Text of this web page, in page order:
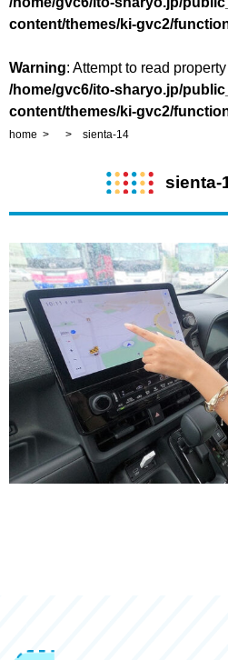
content/themes/ki-gvc2/
Warning: Attempt to read
/home/gvc6/ito-sharyo.jp/
content/themes/ki-gvc2/
home sienta-14
sienta-